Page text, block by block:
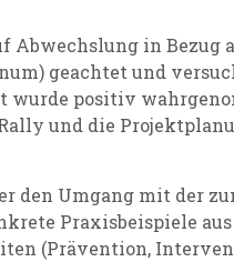
in Bezug
geachtet und
wurde positiv
und die
den Umgang mit der
Praxisbeispiele
(Prävention,